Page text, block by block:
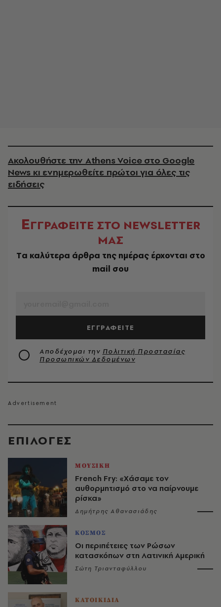
EΠΙΛΟΓΈΣ
ΜΟΥΣΙΚΗ
French Fry: «Χάσαμε τον
αυθορμητισμό στο να παίρνουμε
ρίσκα»
Δημήτρης Αθανασιάδης
ΚΟΣΜΟΣ
Οι περιπέτειες των Ρώσων
κατασκόπων στη Λατινική Αμερική
Σώτη Τριανταφύλλου
ΚΑΤΟΙΚΙΔΙΑ
Ακολουθήστε την Athens Voice στο Google
News κι ενημερωθείτε πρώτοι για όλες τις
ειδήσεις
ΕΓΓΡΑΦΕΙΤΕ ΣΤΟ NEWSLETTER
ΜΑΣ
Tα καλύτερα άρθρα της ημέρας έρχονται στο
mail σου
ΕΓΓΡΑΦΕΙΤΕ
Αποδέχομαι την Πολιτική Προστασίας
Προσωπικών Δεδομένων